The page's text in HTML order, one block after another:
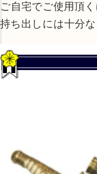
ご自宅でご使用頂
持ち出しには十分